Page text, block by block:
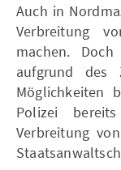
Auch in
Verbreitung
machen.
aufgrund des
Möglichkeiten
Polizei
Verbreitung